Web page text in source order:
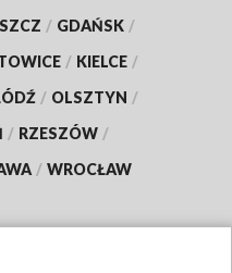
/ GDAŃSK /
/ KIELCE /
/ OLSZTYN /
/ RZESZÓW /
/ WROCŁAW